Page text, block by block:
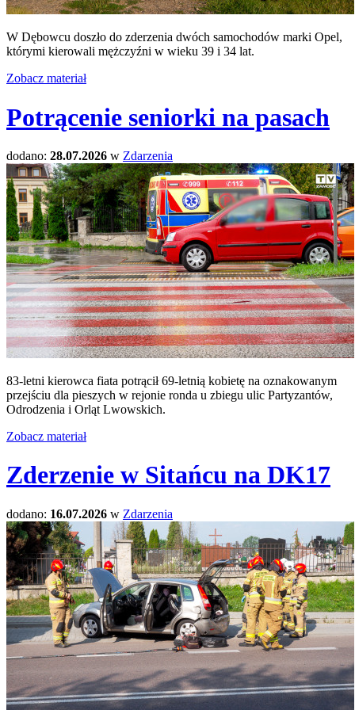
W Dębowcu doszło do zderzenia dwóch samochodów marki Opel,
którymi kierowali mężczyźni w wieku 39 i 34 lat.
Zobacz materiał
Potrącenie seniorki na pasach
dodano: 28.07.2026 w Zdarzenia
83-letni kierowca fiata potrącił 69-letnią kobietę na oznakowanym
przejściu dla pieszych w rejonie ronda u zbiegu ulic Partyzantów,
Odrodzenia i Orląt Lwowskich.
Zobacz materiał
Zderzenie w Sitańcu na DK17
dodano: 16.07.2026 w Zdarzenia